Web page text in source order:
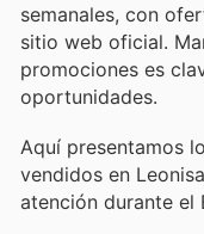
semanales, con
sitio web oficial.
promociones es
oportunidades.
Aquí presentamos
vendidos en
atención durante el